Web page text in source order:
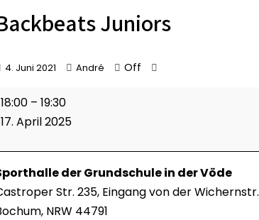
Juniors
4. Juni 2021 André Off
Backbeats
Juniors
18:00 – 19:30
17. April 2025
der Grundschule in der Vöde
Str. 235 Eingang von der Wichernstr.
, NRW 44791